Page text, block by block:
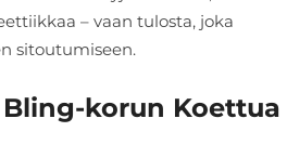
– vaan tulosta, joka
sitoutumiseen.
korun Koettua